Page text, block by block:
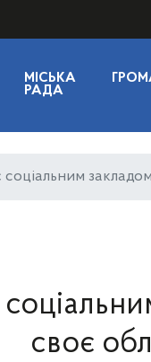
МІСЬКА
РАДА
соціальним
своє